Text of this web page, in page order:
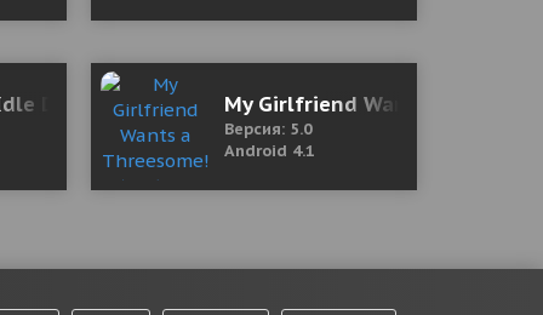
Defense - Cute Castle TD Game 3.12.0 Mod (Free
My Girlfriend Wants a
Версия: 5.0
Android 4.1